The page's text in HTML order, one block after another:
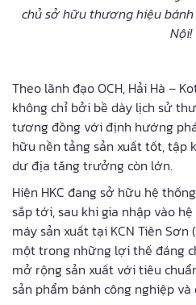
chủ sở hữu thương hiệu
Nội!
Theo lãnh đạo OCH, Hải Hà –
không chỉ bởi bề dày lịch sử
tương đồng với định hướng
hữu nền tảng sản xuất tốt, tập
dư địa tăng trưởng còn lớn.
Hiện HKC đang sở hữu hệ
sắp tới, sau khi gia nhập vào
máy sản xuất tại KCN Tiên
một trong những lợi thế đáng
mở rộng sản xuất với tiêu
sản phẩm bánh công nghiệp và